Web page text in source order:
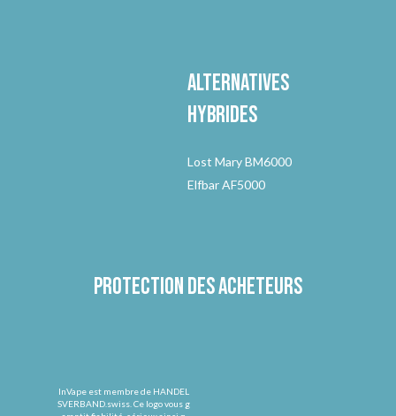
Alternatives
hybrides
Lost Mary BM6000
Elfbar AF5000
Protection des acheteurs
InVape est membre de HANDEL
SVERBAND.swiss. Ce logo vous g